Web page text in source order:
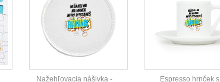
Nažehľovacia nášivka -
Espresso hrnček s